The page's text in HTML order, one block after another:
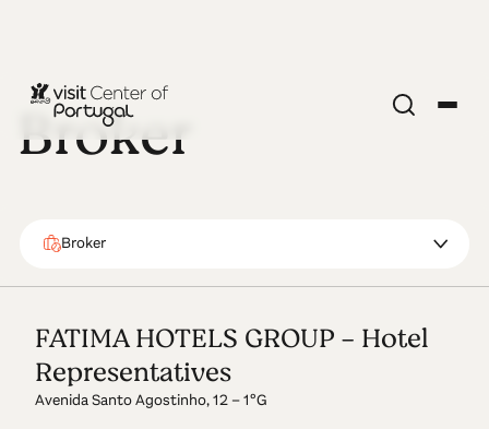
Broker
Broker
FATIMA HOTELS GROUP - Hotel
Representatives
Avenida Santo Agostinho, 12 – 1ºG